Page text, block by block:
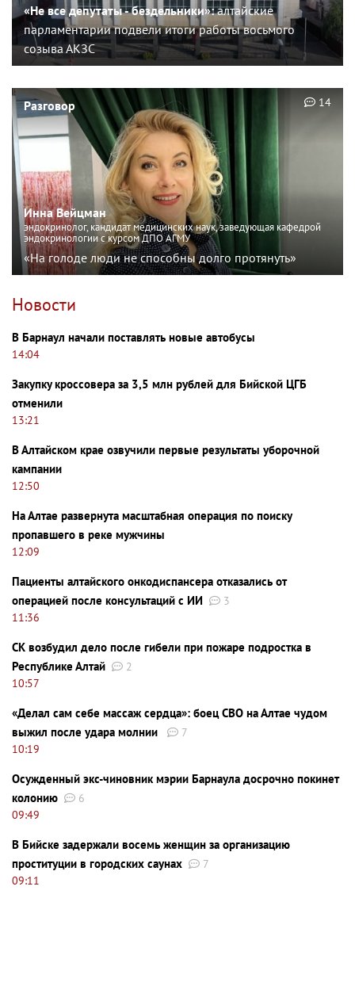
«Не все депутаты - бездельники»:алтайские
парламентарии подвели итоги работы восьмого
созыва АКЗС
Разговор
Инна Вейцман
эндокринолог, кандидат медицинских наук, заведующая кафедрой
эндокринологии с курсом ДПО АГМУ
«На голоде люди не способны долго протянуть»
14
Новости
В Барнаул начали поставлять новые автобусы
14:04
Закупку кроссовера за 3,5 млн рублей для Бийской ЦГБ
отменили
13:21
В Алтайском крае озвучили первые результаты уборочной
кампании
12:50
На Алтае развернута масштабная операция по поиску
пропавшего в реке мужчины
12:09
Пациенты алтайского онкодиспансера отказались от
операцией после консультаций с ИИ
3
11:36
СК возбудил дело после гибели при пожаре подростка в
Республике Алтай
2
10:57
«Делал сам себе массаж сердца»: боец СВО на Алтае чудом
выжил после удара молнии
7
10:19
Осужденный экс-чиновник мэрии Барнаула досрочно покинет
колонию
6
09:49
В Бийске задержали восемь женщин за организацию
проституции в городских саунах
7
09:11